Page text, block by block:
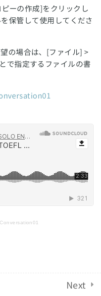
ーの作成]をクリックし
保管して使用してくださ
の場合は、[ファイル] >
で指定するファイルの書
Next
bySolo Group